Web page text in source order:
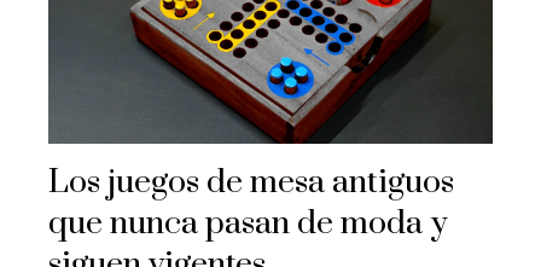
Los juegos de mesa antiguos
que nunca pasan de moda y